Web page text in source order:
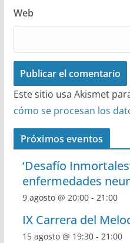
Web
Este sitio usa Akismet
cómo se procesan los
Próximos eventos
‘Desafío
enfermedades
9 agosto @ 20:00- 21:00
IX Carrera del
15 agosto @ 19:30- 21:00